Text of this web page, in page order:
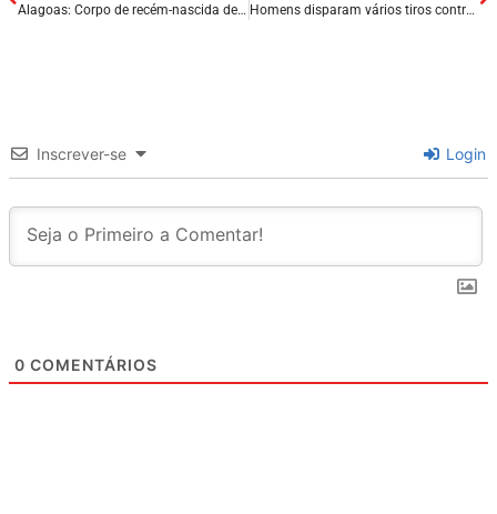
Alagoas: Corpo de recém-nascida desaparecida é encontrado no quintal da casa da família, diz polícia. Homens disparam vários tiros contra grupo em calçada de residência no Ceará.
Inscrever-se Login
0 COMENTÁRIOS